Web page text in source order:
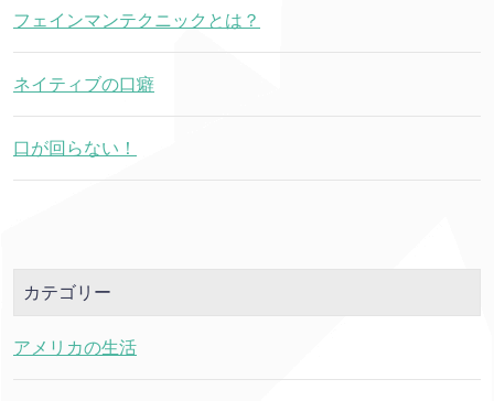
フェインマンテクニックとは？
ネイティブの口癖
口が回らない！
カテゴリー
アメリカの生活